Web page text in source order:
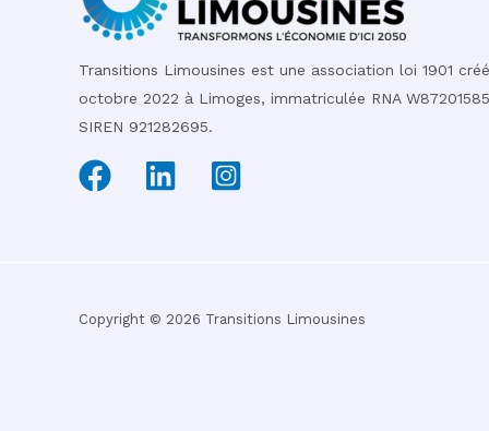
Transitions Limousines est une association loi 1901
octobre 2022 à Limoges, immatriculée RNA
SIREN 921282695.
Copyright © 2026 Transitions Limousines